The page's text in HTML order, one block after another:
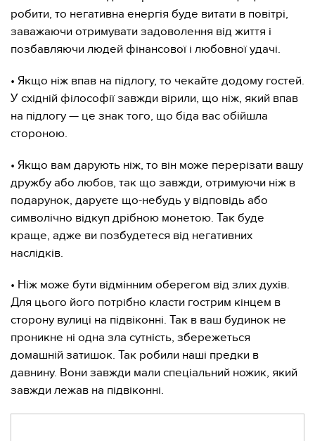
робити, то негативна енергія буде витати в повітрі,
заважаючи отримувати задоволення від життя і
позбавляючи людей фінансової і любовної удачі.
• Якщо ніж впав на підлогу, то чекайте додому гостей.
У східній філософії завжди вірили, що ніж, який впав
на підлогу — це знак того, що біда вас обійшла
стороною.
• Якщо вам дарують ніж, то він може перерізати вашу
дружбу або любов, так що завжди, отримуючи ніж в
подарунок, даруєте що-небудь у відповідь або
символічно відкуп дрібною монетою. Так буде
краще, адже ви позбудетеся від негативних
наслідків.
• Ніж може бути відмінним оберегом від злих духів.
Для цього його потрібно класти гострим кінцем в
сторону вулиці на підвіконні. Так в ваш будинок не
проникне ні одна зла сутність, збережеться
домашній затишок. Так робили наші предки в
давнину. Вони завжди мали спеціальний ножик, який
завжди лежав на підвіконні.